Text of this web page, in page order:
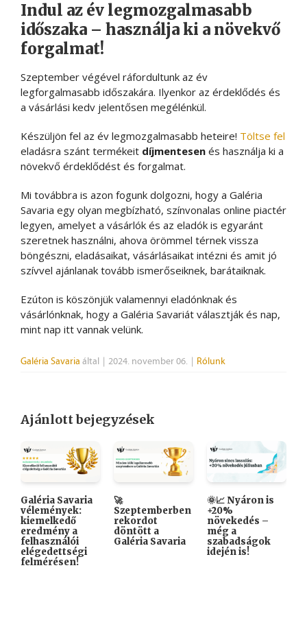
Indul az év legmozgalmasabb
időszaka – használja ki a növekvő
forgalmat!
Szeptember végével ráfordultunk az év
legforgalmasabb időszakára. Ilyenkor az érdeklődés és
a vásárlási kedv jelentősen megélénkül.
Készüljön fel az év legmozgalmasabb heteire! Töltse fel
eladásra szánt termékeit díjmentesen és használja ki a
növekvő érdeklődést és forgalmat.
Mi továbbra is azon fogunk dolgozni, hogy a Galéria
Savaria egy olyan megbízható, színvonalas online piactér
legyen, amelyet a vásárlók és az eladók is egyaránt
szeretnek használni, ahova örömmel térnek vissza
böngészni, eladásaikat, vásárlásaikat intézni és amit jó
szívvel ajánlanak tovább ismerőseiknek, barátaiknak.
Ezúton is köszönjük valamennyi eladónknak és
vásárlónknak, hogy a Galéria Savariát választják és nap,
mint nap itt vannak velünk.
Galéria Savaria által | 2024. november 06. | Rólunk
Ajánlott bejegyzések
Galéria Savaria
vélemények:
kiemelkedő
eredmény a
felhasználói
elégedettségi
felmérésen!
🚀
Szeptemberben
rekordot
döntött a
Galéria Savaria
🌞📈 Nyáron is
+20%
növekedés –
még a
szabadságok
idején is!